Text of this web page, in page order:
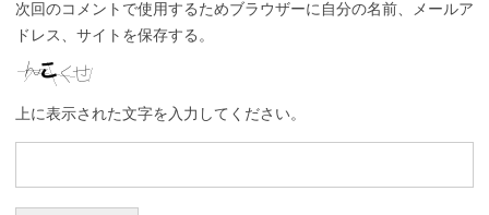
次回のコメントで使用するためブラウザーに自分の名前、メールア
ドレス、サイトを保存する。
上に表示された文字を入力してください。